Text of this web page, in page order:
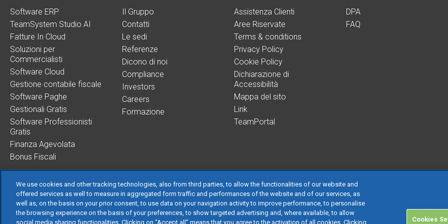
Software ERP
TeamSystem Studio AI
Fatture In Cloud
Soluzioni per
Commercialisti
Software Cloud
Gestione contabile fiscale
Software Paghe
Gestionali Gratis
Software Professionisti
Gratis
Finanza Agevolata
Bonus Fiscali
Il Gruppo
Contatti
Le sedi
Referenze
Dicono di noi
Compliance
Investors
Careers
Formazione
Assistenza Clienti
Aree Riservate
Terms & conditions
Privacy Policy
Cookie Policy
Dichiarazione di
Accessibilità
Mappa del sito
Link
TeamPortal
DPA
FAQ
TeamSystem S.p.A. società con socio unico soggetta all’attività di direzione e coordinamento di
S.p.A. - Cap. Soc. € 24.000.000 I.v. - C.C.I.A.A. delle Marche - P.I. 01035310414
We use cookies and other tracking technologies, also from third parties, to allow the functionalities of our website and
offered services as well to measure in aggregated form traffic and performances of the website and of our services, as
well as, on the basis on your prior consent, to use data on your navigation activity to improve performance, to personalise
the browsing experience on the basis of your preferences, to show targeted advertising and, where available, to allow
social media sharing functionalities. Clicking on “Accept all” means that you agree to the activation of all cookies. Clicking
Cookies